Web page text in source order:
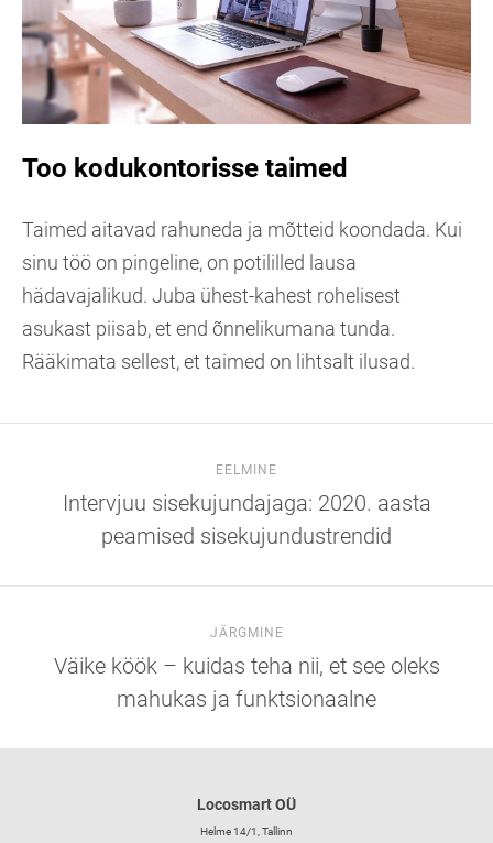
Too kodukontorisse taimed
Taimed aitavad rahuneda ja mõtteid koondada. Kui
sinu töö on pingeline, on potililled lausa
hädavajalikud. Juba ühest-kahest rohelisest
asukast piisab, et end õnnelikumana tunda.
Rääkimata sellest, et taimed on lihtsalt ilusad.
EELMINE
Intervjuu sisekujundajaga: 2020. aasta
peamised sisekujundustrendid
JÄRGMINE
Väike köök – kuidas teha nii, et see oleks
mahukas ja funktsionaalne
Locosmart OÜ
Helme 14/1, Tallinn